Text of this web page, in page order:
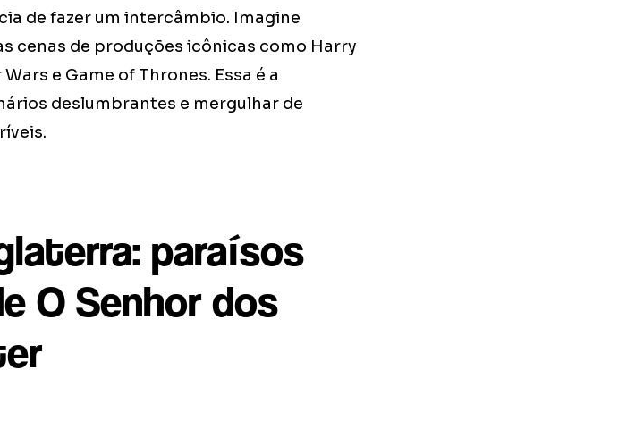
de fazer um intercâmbio. Imagine
cenas de produções icônicas como Harry
e Game of Thrones. Essa é a
deslumbrantes e mergulhar de
paraísos
O Senhor dos